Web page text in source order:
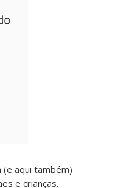
(e aqui também)
e crianças.